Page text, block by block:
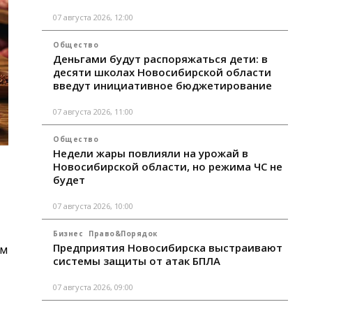
07 августа 2026, 12:00
Общество
Деньгами будут распоряжаться дети: в
десяти школах Новосибирской области
введут инициативное бюджетирование
07 августа 2026, 11:00
Общество
Недели жары повлияли на урожай в
Новосибирской области, но режима ЧС не
будет
07 августа 2026, 10:00
Бизнес Право&Порядок
Предприятия Новосибирска выстраивают
системы защиты от атак БПЛА
07 августа 2026, 09:00